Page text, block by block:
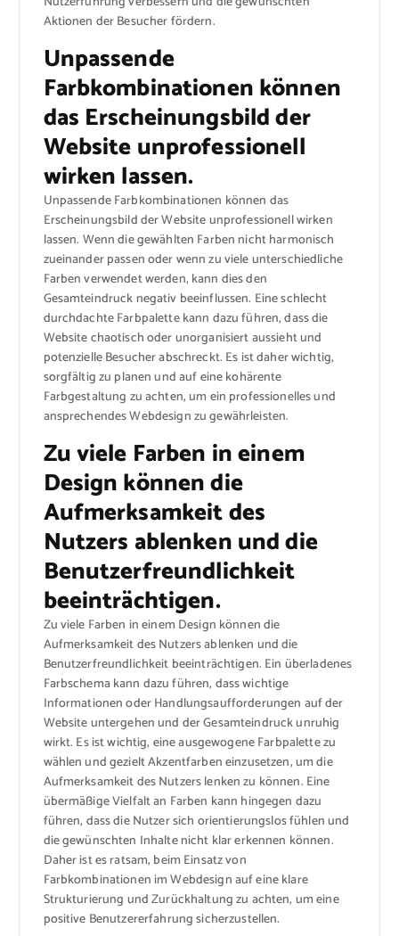
Aktionen der Besucher fördern.
Unpassende
Farbkombinationen können
das Erscheinungsbild der
Website unprofessionell
wirken lassen.
Unpassende Farbkombinationen können das
Erscheinungsbild der Website unprofessionell wirken
lassen. Wenn die gewählten Farben nicht harmonisch
zueinander passen oder wenn zu viele unterschiedliche
Farben verwendet werden, kann dies den
Gesamteindruck negativ beeinflussen. Eine schlecht
durchdachte Farbpalette kann dazu führen, dass die
Website chaotisch oder unorganisiert aussieht und
potenzielle Besucher abschreckt. Es ist daher wichtig,
sorgfältig zu planen und auf eine kohärente
Farbgestaltung zu achten, um ein professionelles und
ansprechendes Webdesign zu gewährleisten.
Zu viele Farben in einem
Design können die
Aufmerksamkeit des
Nutzers ablenken und die
Benutzerfreundlichkeit
beeinträchtigen.
Zu viele Farben in einem Design können die
Aufmerksamkeit des Nutzers ablenken und die
Benutzerfreundlichkeit beeinträchtigen. Ein überladenes
Farbschema kann dazu führen, dass wichtige
Informationen oder Handlungsaufforderungen auf der
Website untergehen und der Gesamteindruck unruhig
wirkt. Es ist wichtig, eine ausgewogene Farbpalette zu
wählen und gezielt Akzentfarben einzusetzen, um die
Aufmerksamkeit des Nutzers lenken zu können. Eine
übermäßige Vielfalt an Farben kann hingegen dazu
führen, dass die Nutzer sich orientierungslos fühlen und
die gewünschten Inhalte nicht klar erkennen können.
Daher ist es ratsam, beim Einsatz von
Farbkombinationen im Webdesign auf eine klare
Strukturierung und Zurückhaltung zu achten, um eine
positive Benutzererfahrung sicherzustellen.